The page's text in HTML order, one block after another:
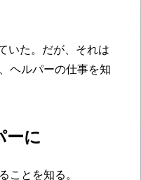
いた。だが、それは
ヘルパーの仕事を知
ーに
ことを知る。